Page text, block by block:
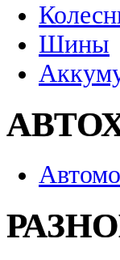
Шины